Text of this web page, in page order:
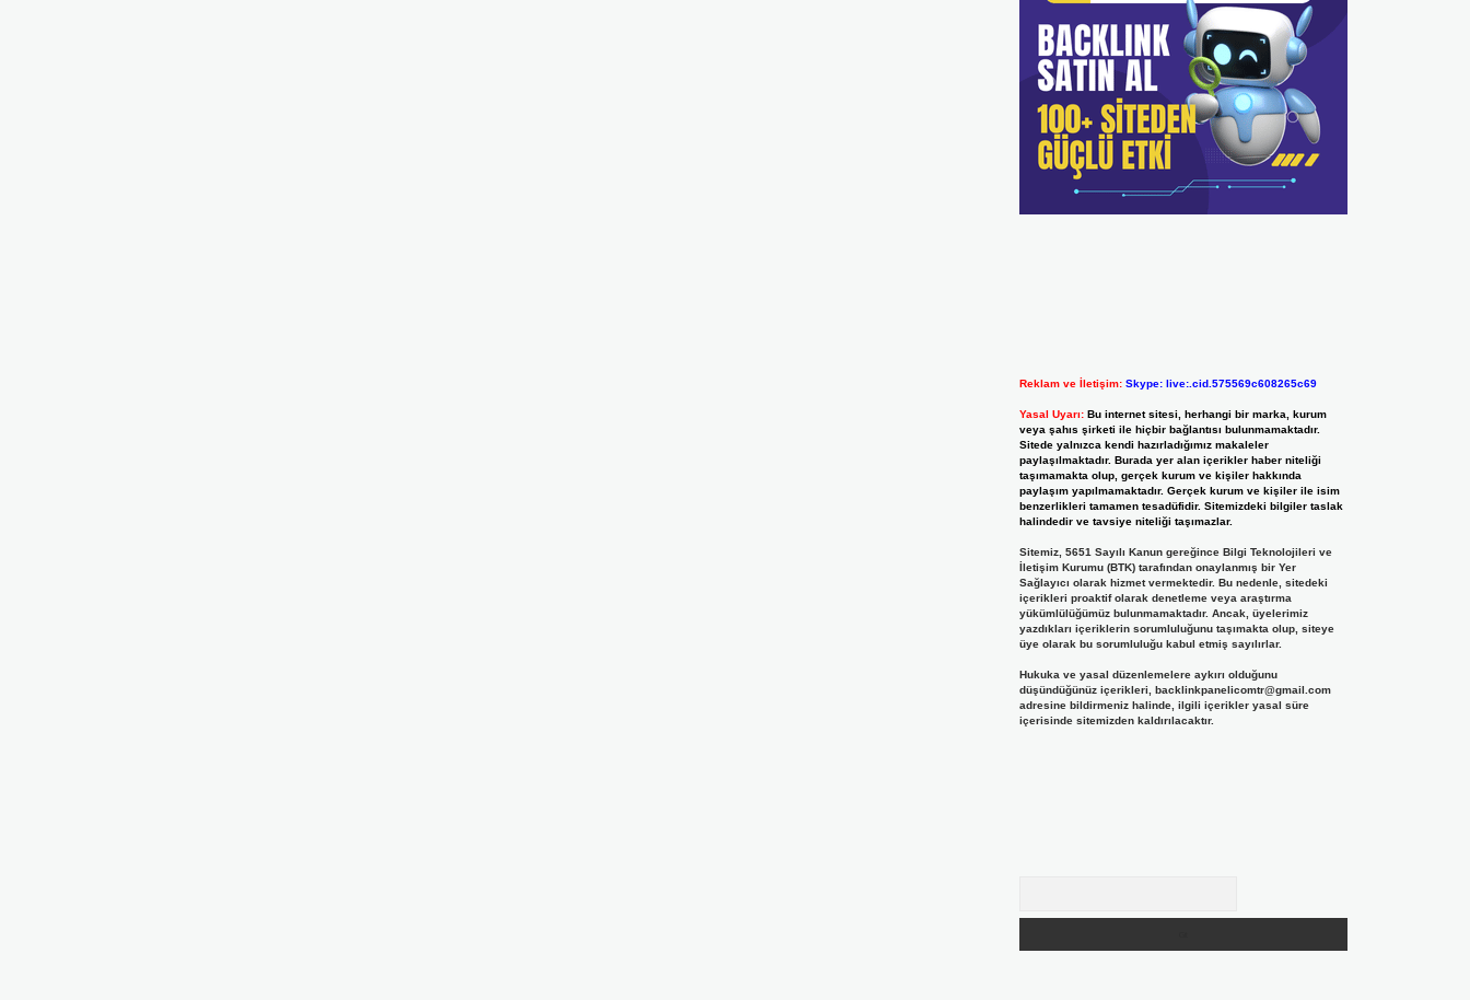
Reklam ve İletişim: Skype: live:.cid.575569c608265c69
Yasal Uyarı: Bu internet sitesi, herhangi bir marka, kurum
veya şahıs şirketi ile hiçbir bağlantısı bulunmamaktadır.
Sitede yalnızca kendi hazırladığımız makaleler
paylaşılmaktadır. Burada yer alan içerikler haber niteliği
taşımamakta olup, gerçek kurum ve kişiler hakkında
paylaşım yapılmamaktadır. Gerçek kurum ve kişiler ile isim
benzerlikleri tamamen tesadüfidir. Sitemizdeki bilgiler taslak
halindedir ve tavsiye niteliği taşımazlar.
Sitemiz, 5651 Sayılı Kanun gereğince Bilgi Teknolojileri ve
İletişim Kurumu (BTK) tarafından onaylanmış bir Yer
Sağlayıcı olarak hizmet vermektedir. Bu nedenle, sitedeki
içerikleri proaktif olarak denetleme veya araştırma
yükümlülüğümüz bulunmamaktadır. Ancak, üyelerimiz
yazdıkları içeriklerin sorumluluğunu taşımakta olup, siteye
üye olarak bu sorumluluğu kabul etmiş sayılırlar.
Hukuka ve yasal düzenlemelere aykırı olduğunu
düşündüğünüz içerikleri, backlinkpanelicomtr@gmail.com
adresine bildirmeniz halinde, ilgili içerikler yasal süre
içerisinde sitemizden kaldırılacaktır.